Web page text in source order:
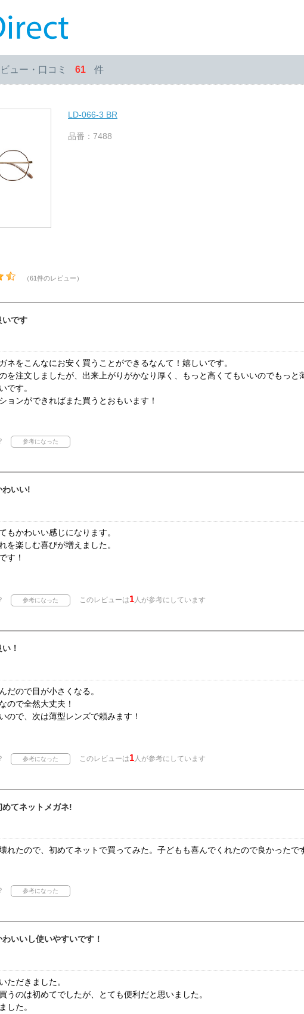
ュー・口コミ 61 件
LD-066-3 BR
品番：7488
（61件のレビュー）
いです
ネをこんなにお安く買うことができるなんて！嬉しいです。
を注文しましたが、出来上がりがかなり厚く、もっと高くてもいいのでもっと
です。
ョンができればまた買うとおもいます！
わいい!
もかわいい感じになります。
を楽しむ喜びが増えました。
す！
このレビューは1人が参考にしています
い！
だので目が小さくなる。
ので全然大丈夫！
ので、次は薄型レンズで頼みます！
このレビューは1人が参考にしています
めてネットメガネ!
れたので、初めてネットで買ってみた。子どもも喜んでくれたので良かったで
わいいし使いやすいです！
ただきました。
うのは初めてでしたが、とても便利だと思いました。
した。